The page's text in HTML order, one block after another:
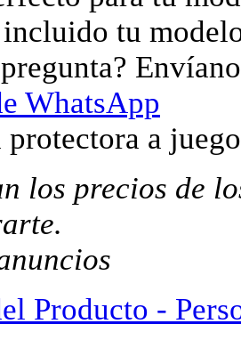
incluido tu
WhatsApp
protectora a
los precios de
Producto -